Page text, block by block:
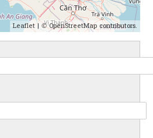
Leaflet| ©OpenStreetMapcontributors.